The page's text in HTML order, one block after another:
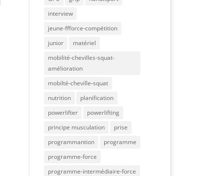
interview
jeune-ffforce-compétition
junior
matériel
mobilité-chevilles-squat-
amélioration
mobilté-cheville-squat
nutrition
planification
powerlifter
powerlifting
principe musculation
prise
programmantion
programme
programme-force
programme-intermédiaire-force